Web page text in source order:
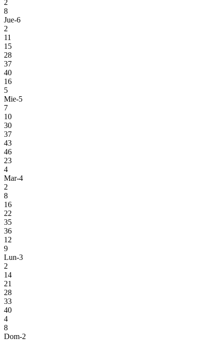
2
8
Jue-6
2
11
15
28
37
40
16
5
Mie-5
7
10
30
37
43
46
23
4
Mar-4
2
8
16
22
35
36
12
9
Lun-3
2
14
21
28
33
40
4
8
Dom-2